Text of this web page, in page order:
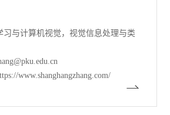
习与计算机视觉，视觉信息处理与类
www.shanghangzhang.com/